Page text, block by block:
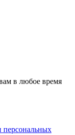
в любое время
персональных